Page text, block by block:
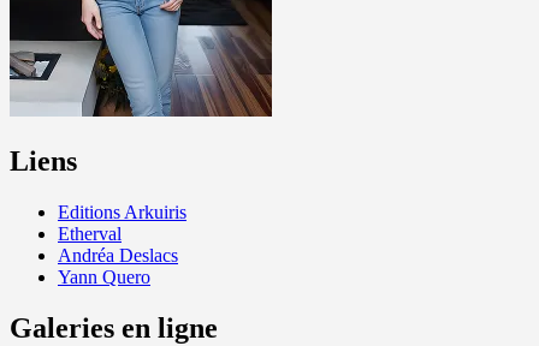
Liens
Editions Arkuiris
Etherval
Andréa Deslacs
Yann Quero
Galeries en ligne